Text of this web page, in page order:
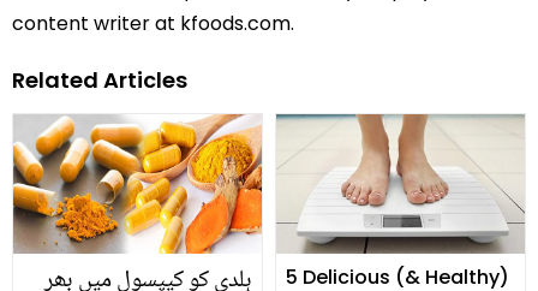
content writer at kfoods.com.
Related Articles
ہلدی کو کیپسول میں بھر
5 Delicious (& Healthy)